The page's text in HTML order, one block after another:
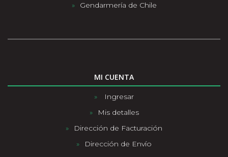
Gendarmería de Chile
MI CUENTA
Ingresar
Mis detalles
Dirección de Facturación
Dirección de Envío